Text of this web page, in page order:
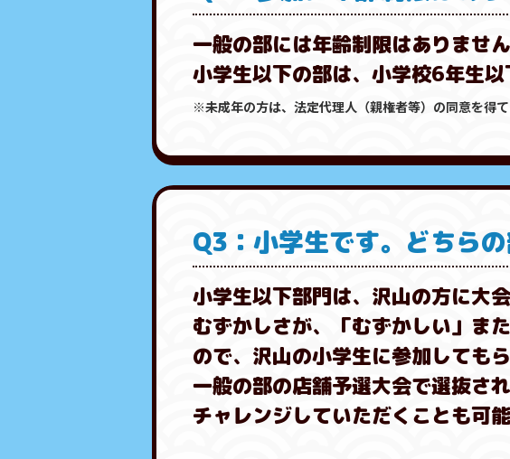
一般の部には年齢制限はありませ
小学生以下の部は、小学校6年生以
※未成年の方は、法定代理人（親権者等）の同意を得て
Q3：小学生です。どちら
小学生以下部門は、沢山の方に大
むずかしさが、「むずかしい」ま
ので、沢山の小学生に参加しても
一般の部の店舗予選大会で選抜さ
チャレンジしていただくことも可能